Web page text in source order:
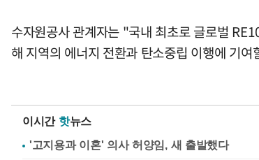
수자원공사 관계자는 "국내 최초로 글로벌
해 지역의 에너지 전환과 탄소중립 이행에 기
이시간 핫뉴스
'고지용과 이혼' 의사 허양임, 새 출발했다